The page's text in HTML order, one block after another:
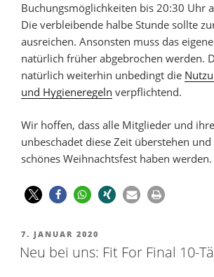
Buchungsmöglichkeiten bis 20:30 Uhr
Die verbleibende halbe Stunde sollte
ausreichen. Ansonsten muss das
natürlich früher abgebrochen werden.
natürlich weiterhin unbedingt die
und Hygieneregeln verpflichtend.
Wir hoffen, dass alle Mitglieder und
unbeschadet diese Zeit überstehen
schönes Weihnachtsfest haben werden.
7. JANUAR 2020
Neu bei uns: Fit For Final 10-